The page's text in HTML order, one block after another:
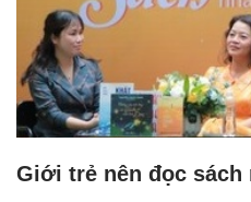
Giới trẻ nên đọc sách